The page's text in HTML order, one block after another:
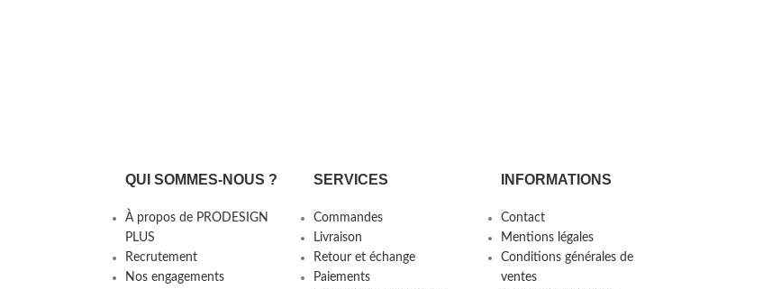
QUI SOMMES-NOUS ?
À propos de PRODESIGN
PLUS
Recrutement
Nos engagements
SERVICES
Commandes
Livraison
Retour et échange
Paiements
INFORMATIONS
Contact
Mentions légales
Conditions générales de
ventes